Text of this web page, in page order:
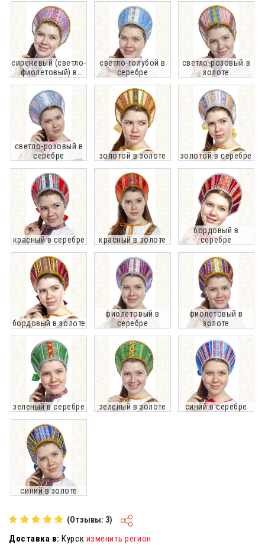
сиреневый (светло-
фиолетовый) в
светло-голубой в
серебре
светло-розовый в
золоте
светло-розовый в
серебре
золотой в золоте золотой в серебре
красный в серебре красный в золоте
бордовый в
серебре
бордовый в золоте
фиолетовый в
серебре
фиолетовый в
золоте
зеленый в серебре зеленый в золоте синий в серебре
синий в золоте
(Отзывы: 3)
Доставка в: Курск изменить регион